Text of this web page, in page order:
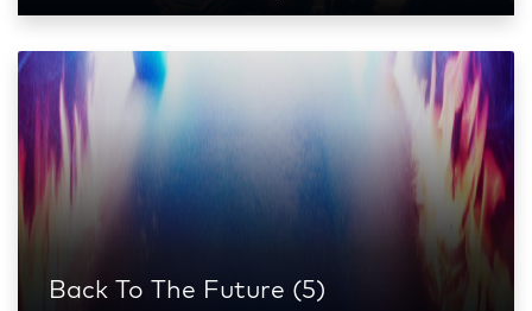
Back To The Future (5)